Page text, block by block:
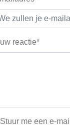
reactie*
Stuur me een e-